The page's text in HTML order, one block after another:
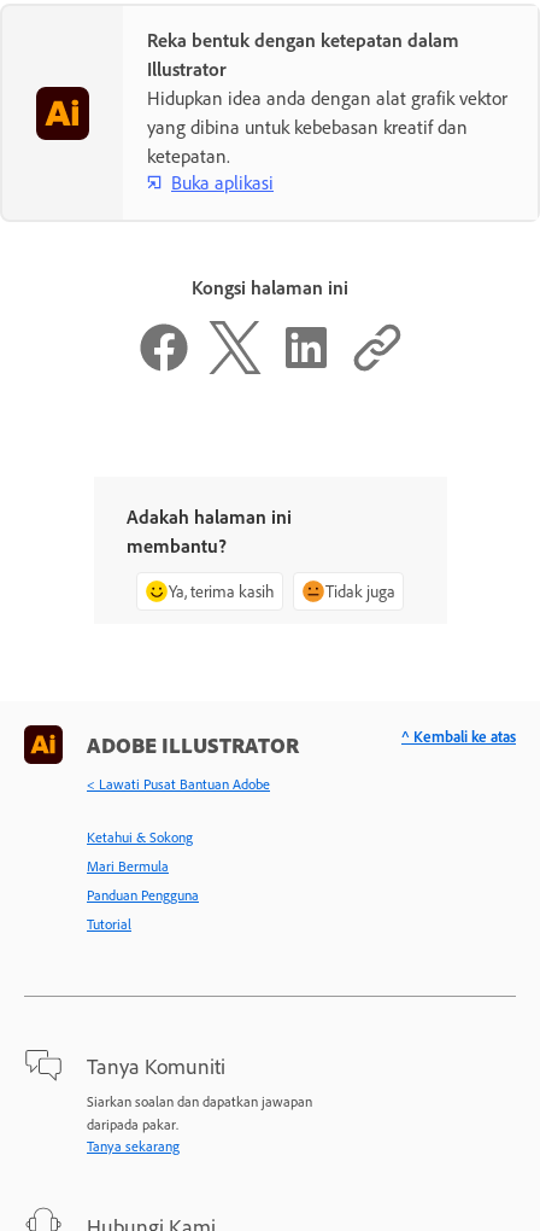
Reka bentuk dengan ketepatan dalam
Illustrator
Hidupkan idea anda dengan alat grafik vektor
yang dibina untuk kebebasan kreatif dan
ketepatan.
Buka aplikasi
Kongsi halaman ini
Adakah halaman ini
membantu?
Ya, terima kasih Tidak juga
ADOBE ILLUSTRATOR
< Lawati Pusat Bantuan Adobe
Ketahui & Sokong
Mari Bermula
Panduan Pengguna
Tutorial
Tanya Komuniti
Siarkan soalan dan dapatkan jawapan
daripada pakar.
Tanya sekarang
^ Kembali ke atas